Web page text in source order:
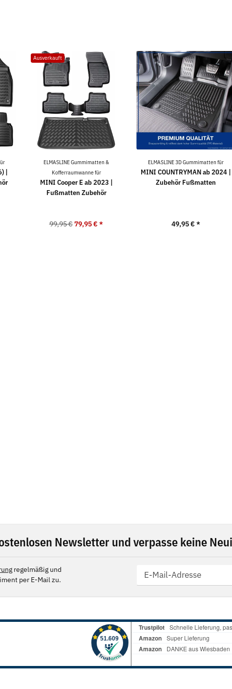
|
Ausverkauft
ELMASLINE Gummimatten &
Kofferraumwanne für
MINI Cooper E ab 2023 |
Fußmatten Zubehör
99,95 € 79,95 €*
ELMASLINE 3D Gummimatten für
MINI COUNTRYMAN ab 2024 |
Zubehör Fußmatten
49,95 € *
Newsletter und verpasse keine
regelmäßig und
per E-Mail zu.